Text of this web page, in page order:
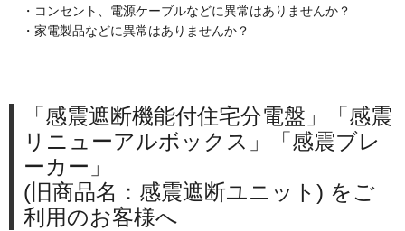
・コンセント、電源ケーブルなどに異常はありませんか？
・家電製品などに異常はありませんか？
「感震遮断機能付住宅分電盤」「感震
リニューアルボックス」「感震ブレ
ーカー」
(旧商品名：感震遮断ユニット) をご
利用のお客様へ